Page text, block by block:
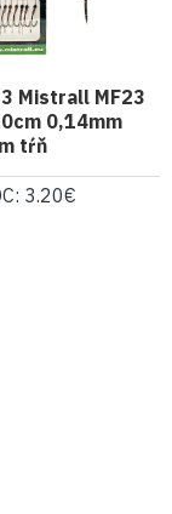
Mistrall MF23
0,14mm
tŕň
3.20€